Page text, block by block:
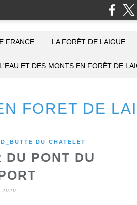
FORET DE
FRANCE LA FORÊT DE LAIGUE
ET DES MONTS EN FORÊT DE
DU CHATELET
DU PONT DU
2020